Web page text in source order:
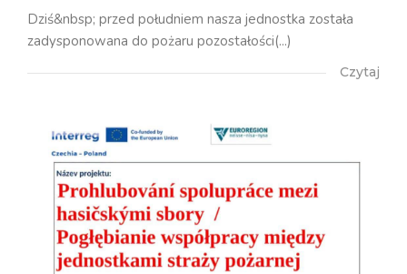
Dziś&nbsp; przed południem nasza jednostka została
zadysponowana do pożaru pozostałości(...)
Czytaj